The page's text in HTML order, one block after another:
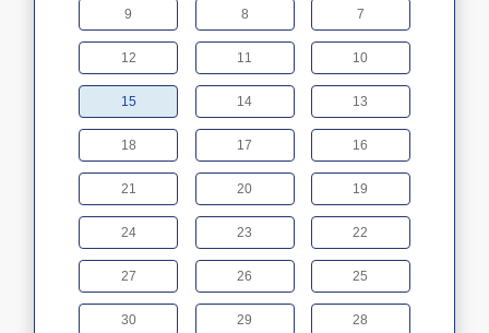
7
8
9
10
11
12
13
14
15
16
17
18
19
20
21
22
23
24
25
26
27
28
29
30